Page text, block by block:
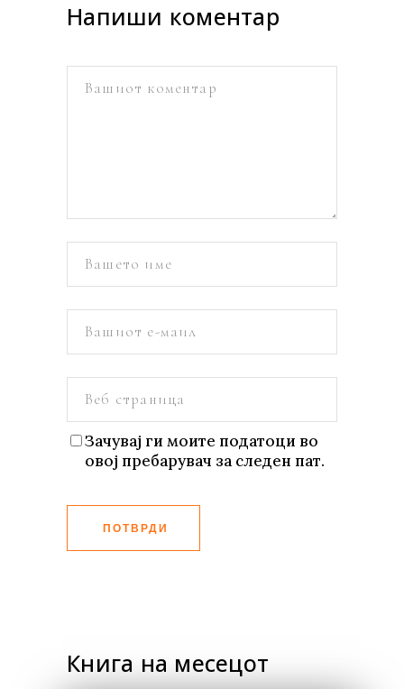
Напиши коментар
Зачувај ги моите податоци во
овој пребарувач за следен пат.
ПОТВРДИ
Книга на месецот